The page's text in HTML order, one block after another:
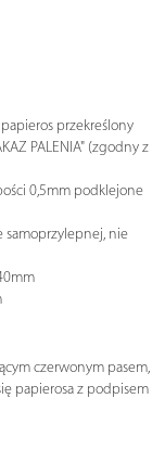
przekreślony
PALENIA" (zgodny z
0,5mm podklejone
samoprzylepnej, nie
czerwonym pasem,
papierosa z podpisem